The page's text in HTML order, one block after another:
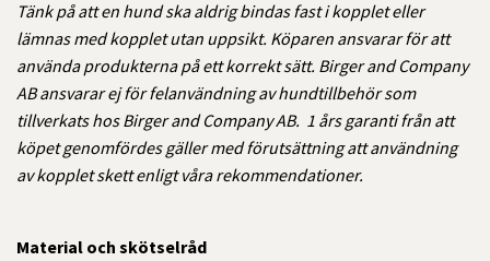
Tänk på att en hund ska aldrig bindas fast i kopplet eller
lämnas med kopplet utan uppsikt. Köparen ansvarar för att
använda produkterna på ett korrekt sätt. Birger and Company
AB ansvarar ej för felanvändning av hundtillbehör som
tillverkats hos Birger and Company AB. 1 års garanti från att
köpet genomfördes gäller med förutsättning att användning
av kopplet skett enligt våra rekommendationer.
Material och skötselråd